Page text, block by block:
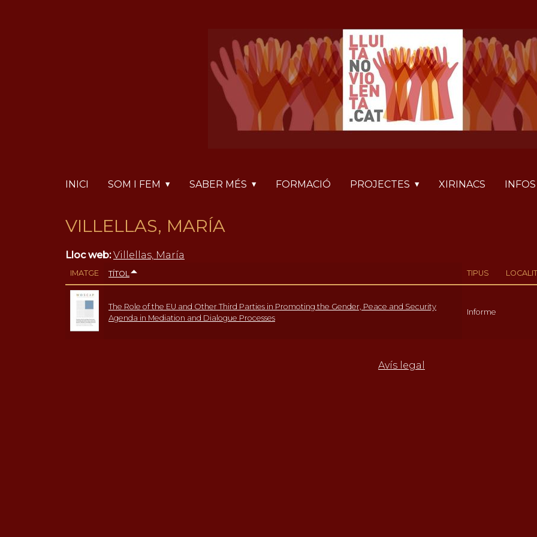
INICI SOM I FEM SABER MÉS FORMACIÓ PROJECTES XIRINACS INFOS
VILLELLAS, MARÍA
Lloc web:Villellas, María
IMATGE TÍTOL TIPUS
The Role of the EU and Other Third Parties in Promoting the Gender, Peace and Security
Agenda in Mediation and Dialogue Processes
Informe
Avís legal